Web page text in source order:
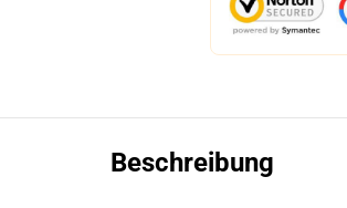
Beschreibung